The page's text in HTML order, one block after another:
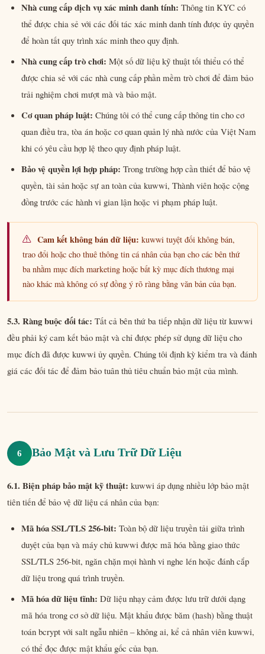
Nhà cung cấp dịch vụ xác minh danh tính: Thông tin KYC có
thể được chia sẻ với các đối tác xác minh danh tính được ủy quyền
để hoàn tất quy trình xác minh theo quy định.
Nhà cung cấp trò chơi: Một số dữ liệu kỹ thuật tối thiểu có thể
được chia sẻ với các nhà cung cấp phần mềm trò chơi để đảm bảo
trải nghiệm chơi mượt mà và bảo mật.
Cơ quan pháp luật: Chúng tôi có thể cung cấp thông tin cho cơ
quan điều tra, tòa án hoặc cơ quan quản lý nhà nước của Việt Nam
khi có yêu cầu hợp lệ theo quy định pháp luật.
Bảo vệ quyền lợi hợp pháp: Trong trường hợp cần thiết để bảo vệ
quyền, tài sản hoặc sự an toàn của kuwwi, Thành viên hoặc cộng
đồng trước các hành vi gian lận hoặc vi phạm pháp luật.
Cam kết không bán dữ liệu: kuwwi tuyệt đối không bán,
trao đổi hoặc cho thuê thông tin cá nhân của bạn cho các bên thứ
ba nhằm mục đích marketing hoặc bất kỳ mục đích thương mại
nào khác mà không có sự đồng ý rõ ràng bằng văn bản của bạn.
5.3. Ràng buộc đối tác: Tất cả bên thứ ba tiếp nhận dữ liệu từ kuwwi
đều phải ký cam kết bảo mật và chỉ được phép sử dụng dữ liệu cho
mục đích đã được kuwwi ủy quyền. Chúng tôi định kỳ kiểm tra và đánh
giá các đối tác để đảm bảo tuân thủ tiêu chuẩn bảo mật của mình.
6 Bảo Mật và Lưu Trữ Dữ Liệu
6.1. Biện pháp bảo mật kỹ thuật: kuwwi áp dụng nhiều lớp bảo mật
tiên tiến để bảo vệ dữ liệu cá nhân của bạn:
Mã hóa SSL/TLS 256-bit: Toàn bộ dữ liệu truyền tải giữa trình
duyệt của bạn và máy chủ kuwwi được mã hóa bằng giao thức
SSL/TLS 256-bit, ngăn chặn mọi hành vi nghe lén hoặc đánh cắp
dữ liệu trong quá trình truyền.
Mã hóa dữ liệu tĩnh: Dữ liệu nhạy cảm được lưu trữ dưới dạng
mã hóa trong cơ sở dữ liệu. Mật khẩu được băm (hash) bằng thuật
toán bcrypt với salt ngẫu nhiên – không ai, kể cả nhân viên kuwwi,
có thể đọc được mật khẩu gốc của bạn.